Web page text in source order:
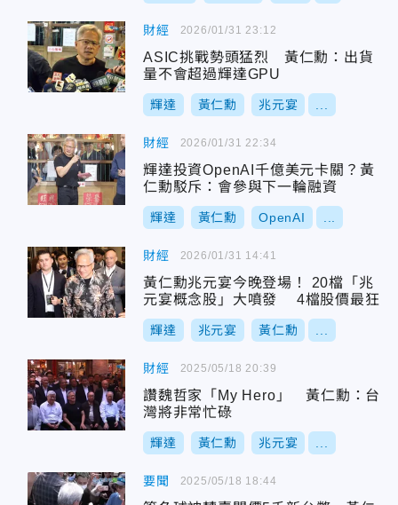
財經
ASIC挑戰勢頭猛烈 黃仁勳：出貨
量不會超過輝達GPU
輝達 黃仁勳 兆元宴
2026/01/31 23:12
財經
輝達投資OpenAI千億美元卡關？黃
仁勳駁斥：會參與下一輪融資
輝達 黃仁勳 OpenAI
2026/01/31 22:34
財經
黃仁勳兆元宴今晚登場！ 20檔「兆
元宴概念股」大噴發 4檔股價最狂
輝達 兆元宴 黃仁勳
2026/01/31 14:41
財經
讚魏哲家「My Hero」 黃仁勳：台
灣將非常忙碌
輝達 黃仁勳 兆元宴
2025/05/18 20:39
要聞 2025/05/18 18:44